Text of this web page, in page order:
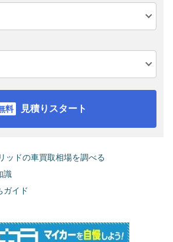
見積りスタート
ッドの車買取相場を調べる
識
ガイド